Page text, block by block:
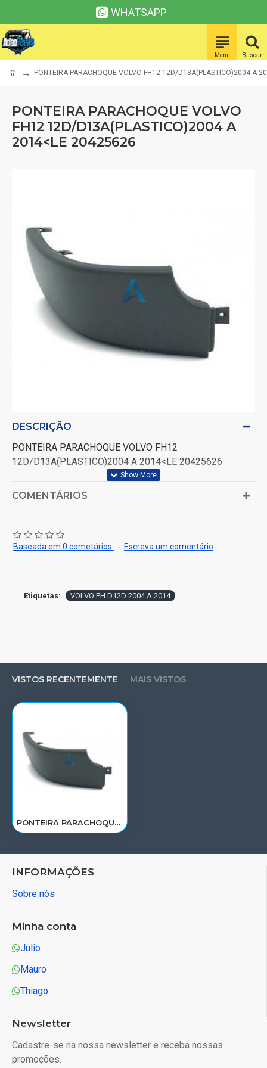
WHATSAPP
PONTEIRA PARACHOQUE VOLVO FH12 12D/D13A(PLASTICO)2004 A
PONTEIRA PARACHOQUE VOLVO
FH12 12D/D13A(PLASTICO)2004 A
2014<LE 20425626
DESCRIÇÃO
PONTEIRA PARACHOQUE VOLVO FH12
12D/D13A(PLASTICO)2004 A 2014<LE 20425626
COMENTÁRIOS
Baseada em 0 cometários. - Escreva um comentário
Etiquetas: VOLVO FH D12D 2004 A 2014
VISTOS RECENTEMENTE MAIS VISTOS
PONTEIRA PARACHOQUE VOLVO FH12 12D/D13A(PLASTICO)2004 A 2014<LE 20425626
INFORMAÇÕES
Sobre nós
Minha conta
Julio
Mauro
Thiago
Newsletter
Cadastre-se na nossa newsletter e receba nossas
promoções.